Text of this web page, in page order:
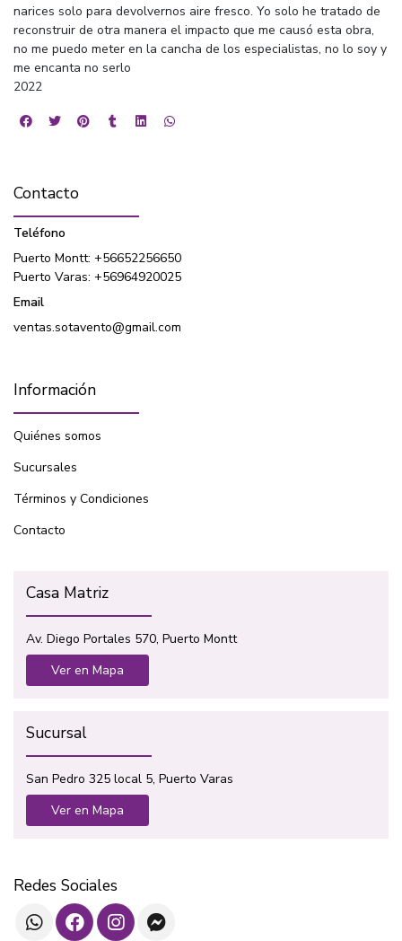
narices solo para devolvernos aire fresco. Yo solo he tratado de
reconstruir de otra manera el impacto que me causó esta obra,
no me puedo meter en la cancha de los especialistas, no lo soy y
me encanta no serlo
2022
Contacto
Teléfono
Puerto Montt: +56652256650
Puerto Varas: +56964920025
Email
ventas.sotavento@gmail.com
Información
Quiénes somos
Sucursales
Términos y Condiciones
Contacto
Casa Matriz
Av. Diego Portales 570, Puerto Montt
Ver en Mapa
Sucursal
San Pedro 325 local 5, Puerto Varas
Ver en Mapa
Redes Sociales